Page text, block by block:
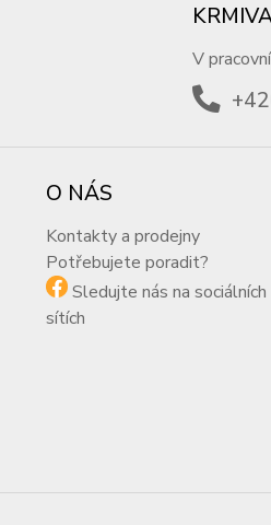
V
O NÁS
Kontakty a prodejny
Potřebujete poradit?
Sledujte nás na sociálních
sítích